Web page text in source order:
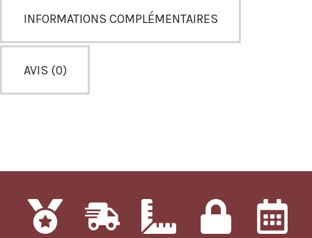
INFORMATIONS COMPLÉMENTAIRES
AVIS (0)